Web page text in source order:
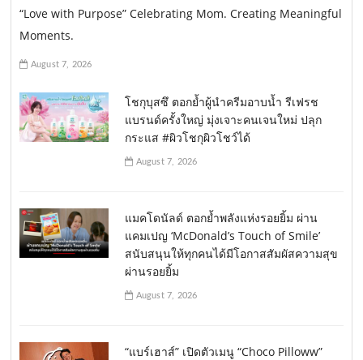
“Love with Purpose” Celebrating Mom. Creating Meaningful
Moments.
August 7, 2026
โชกุบุสซึ ตอกย้ำผู้นำครีมอาบน้ำ รีเฟรช
แบรนด์ครั้งใหญ่ มุ่งเจาะคนเจนใหม่ ปลุก
กระแส #ผิวโชกุผิวโชว์ได้
August 7, 2026
แมคโดนัลด์ ตอกย้ำพลังแห่งรอยยิ้ม ผ่าน
แคมเปญ ‘McDonald’s Touch of Smile’
สนับสนุนให้ทุกคนได้มีโอกาสสัมผัสความสุข
ผ่านรอยยิ้ม
August 7, 2026
“แบร์เฮาส์” เปิดตัวเมนู “Choco Pilloww”